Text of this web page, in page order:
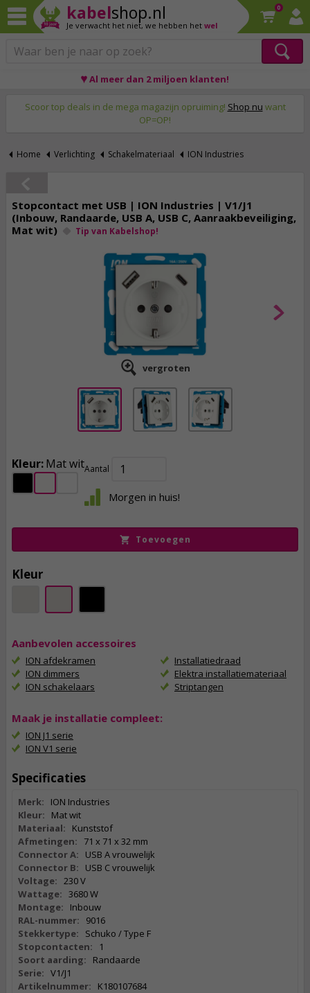
kabelshop.nl
Je verwacht het niet, we hebben het wel
0
♥ Al meer dan 2 miljoen klanten!
Scoor top deals in de mega magazijn opruiming! Shop nu want
OP=OP!
Home Verlichting Schakelmateriaal ION Industries
Stopcontact met USB | ION Industries | V1/J1
(Inbouw, Randaarde, USB A, USB C, Aanraakbeveiliging,
Mat wit)
Tip van Kabelshop!
vergroten
Kleur:Mat witAantal
Morgen in huis!
Toevoegen
Kleur
Aanbevolen accessoires
ION afdekramen
ION dimmers
ION schakelaars
Installatiedraad
Elektra installatiemateriaal
Striptangen
Maak je installatie compleet:
ION J1 serie
ION V1 serie
Specificaties
Merk:
ION Industries
Kleur:
Mat wit
Materiaal:
Kunststof
Afmetingen:
71 x 71 x 32 mm
Connector A:
USB A vrouwelijk
Connector B:
USB C vrouwelijk
Voltage: 230 V
Wattage: 3680 W
Montage:
Inbouw
RAL-nummer:
9016
Stekkertype:
Schuko / Type F
Stopcontacten:
1
Soort aarding:
Randaarde
Serie: V1/J1
Artikelnummer:
K180107684